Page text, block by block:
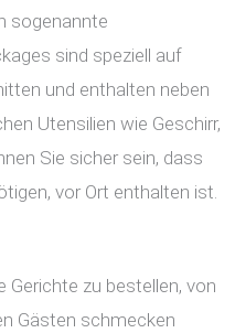
sogenannte
sind speziell auf
und enthalten neben
Utensilien wie Geschirr,
Sie sicher sein, dass
vor Ort enthalten ist.
zu bestellen, von
Gästen schmecken